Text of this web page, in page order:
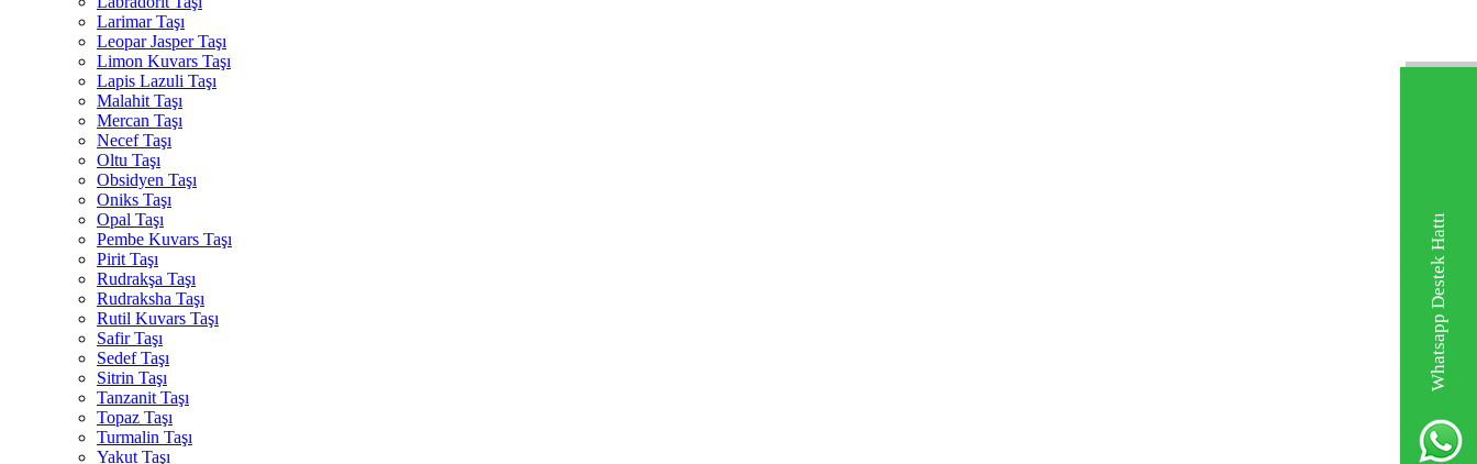
Whatsapp Destek Hattı
Larimar Taşı
Leopar Jasper Taşı
Limon Kuvars Taşı
Lapis Lazuli Taşı
Malahit Taşı
Mercan Taşı
Necef Taşı
Oltu Taşı
Obsidyen Taşı
Oniks Taşı
Opal Taşı
Pembe Kuvars Taşı
Pirit Taşı
Rudrakşa Taşı
Rudraksha Taşı
Rutil Kuvars Taşı
Safir Taşı
Sedef Taşı
Sitrin Taşı
Tanzanit Taşı
Topaz Taşı
Turmalin Taşı
Yakut Taşı